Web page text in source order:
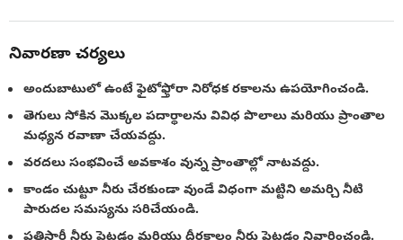
నివారణా చర్యలు
అందుబాటులో ఉంటే ఫైటోఫ్తోరా నిరోధక రకాలను ఉపయోగించండి.
తెగులు సోకిన మొక్కల పదార్థాలను వివిధ పొలాలు మరియు ప్రాంతాల
మధ్యన రవాణా చేయవద్దు.
వరదలు సంభవించే అవకాశం వున్న ప్రాంతాల్లో నాటవద్దు.
కాండం చుట్టూ నీరు చేరకుండా వుండే విధంగా మట్టిని అమర్చి నీటి
పారుదల సమస్యను సరిచేయండి.
ప్రతిసారీ నీరు పెట్టడం మరియు దీర్ఘకాలం నీరు పెట్టడం నివారించండి.